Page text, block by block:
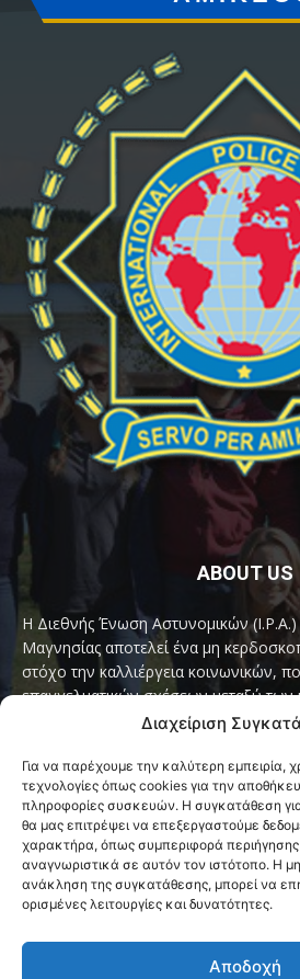
Διαχείριση
Για να παρέχουμε την καλύτερη εμπειρία,
τεχνολογίες όπως cookies για την
πληροφορίες συσκευών. Η συγκατάθεση
θα μας επιτρέψει να επεξεργαστούμε
χαρακτήρα, όπως συμπεριφορά περιήγησης
αναγνωριστικά σε αυτόν τον ιστότοπο. Η
ανάκληση της συγκατάθεσης, μπορεί να
ορισμένες λειτουργίες και δυνατότητες.
Αποδοχή
ABOUT US
Η Διεθνής Ένωση Αστυνομικών (I.P.A.)
Μαγνησίας αποτελεί ένα μη
στόχο την καλλιέργεια κοινωνικών,
επαγγελματικών σχέσεων μεταξύ
παγκόσμιο σύνθημα «Servo per
Contact us:ipamagnesia@gmail.com
FOLLOW US